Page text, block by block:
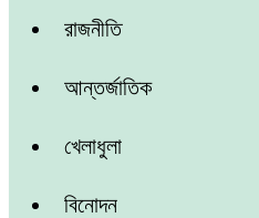
রাজনীতি
আন্তর্জাতিক
খেলাধুলা
বিনোদন